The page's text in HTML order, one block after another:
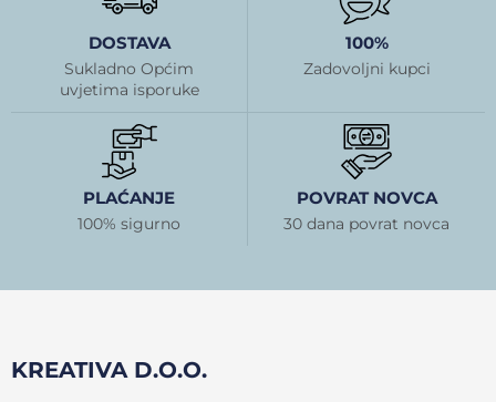
DOSTAVA
Sukladno Općim
uvjetima isporuke
100%
Zadovoljni kupci
PLAĆANJE
100% sigurno
POVRAT NOVCA
30 dana povrat novca
KREATIVA D.O.O.